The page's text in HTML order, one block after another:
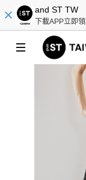
and ST TW
下載APP立即